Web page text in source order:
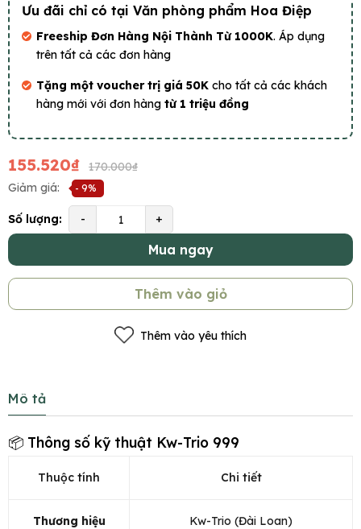
Ưu đãi chỉ có tại Văn phòng phẩm Hoa Điệp
Freeship Đơn Hàng Nội Thành Từ 1000K. Áp dụng
trên tất cả các đơn hàng
Tặng một voucher trị giá 50K cho tất cả các khách
hàng mới với đơn hàng từ 1 triệu đồng
155.520₫
170.000₫
Giảm giá:
- 9%
Số lượng: - +
Mua ngay
Thêm vào giỏ
Thêm vào yêu thích
Mô tả
📦 Thông số kỹ thuật Kw-Trio 999
Thuộc tính Chi tiết
Thương hiệu Kw-Trio (Đài Loan)